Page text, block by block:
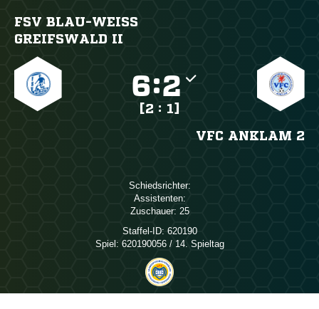
FSV BLAU-WEISS G
REIFSWALD II
:
[2 : 1]
VFC ANKLAM 2
Schiedsrichter:
Assistenten:
Zuschauer: 25
Staffel-ID: 620190
Spiel: 620190056 / 14. Spieltag